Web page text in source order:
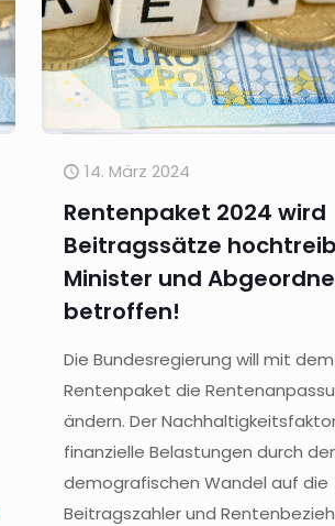
14. März 2024
Rentenpaket 2024 wird
Beitragssätze
Minister und
betroffen!
Die Bundesregierung will mit dem
Rentenpaket die
ändern. Der
finanzielle Belastungen durch
demografischen Wandel auf die
Beitragszahler und